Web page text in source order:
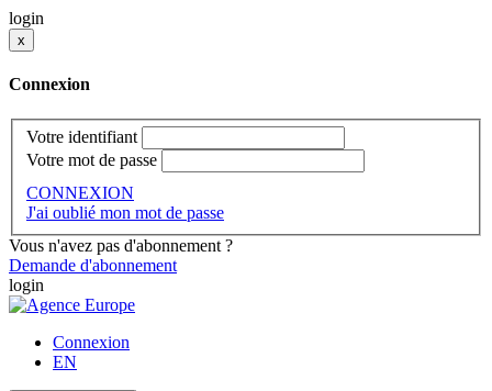
login
x
Connexion
Votre identifiant
Votre mot de passe
CONNEXION
J'ai oublié mon mot de passe
Vous n'avez pas d'abonnement ?
Demande d'abonnement
login
Connexion
EN